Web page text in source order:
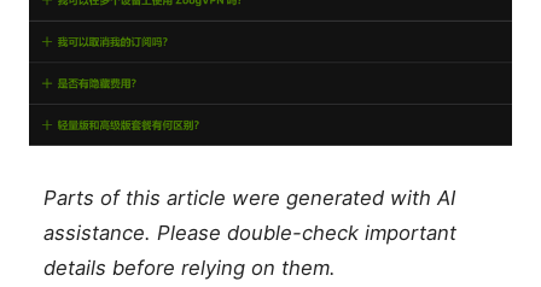
Parts of this article were generated with AI
assistance. Please double-check important
details before relying on them.